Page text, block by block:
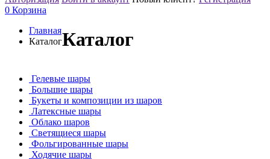
0 Корзина
Главная
КаталогКаталог
Гелевые шары
Большие шары
Букеты и композиции из шаров
Латексные шары
Облако шаров
Светящиеся шары
Фольгированные шары
Ходячие шары